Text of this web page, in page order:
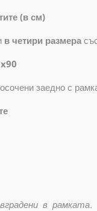
(в см)
в четири размера
заедно с
в